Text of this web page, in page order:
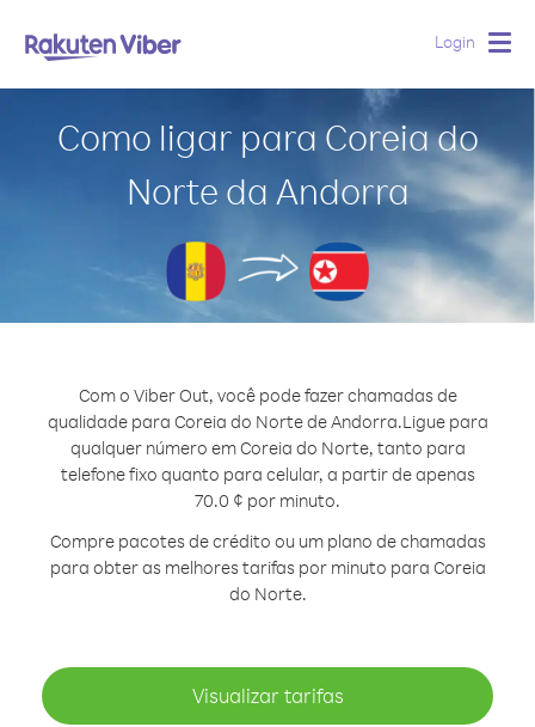
Login
Como ligar para Coreia do
Norte da Andorra
Com o Viber Out, você pode fazer chamadas de
qualidade para Coreia do Norte de Andorra.Ligue para
qualquer número em Coreia do Norte, tanto para
telefone fixo quanto para celular, a partir de apenas
70.0 ¢ por minuto.
Compre pacotes de crédito ou um plano de chamadas
para obter as melhores tarifas por minuto para Coreia
do Norte.
Visualizar tarifas